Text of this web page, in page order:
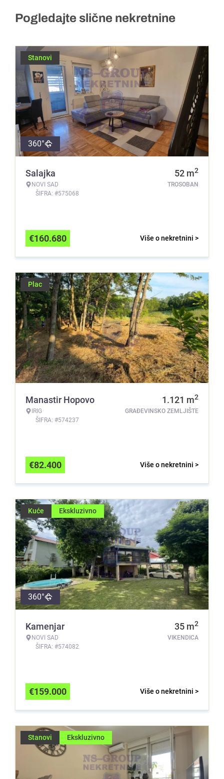
Pogledajte slične nekretnine
Stanovi
360°
Salajka
NOVI SAD
ŠIFRA: #575068
52 m2
TROSOBAN
Više o nekretnini >
€160.680
Plac
Manastir Hopovo
IRIG
ŠIFRA: #574237
1.121 m2
GRAĐEVINSKO ZEMLJIŠTE
Više o nekretnini >
€82.400
Kuće Ekskluzivno
360°
Kamenjar
NOVI SAD
ŠIFRA: #574082
35 m2
VIKENDICA
Više o nekretnini >
€159.000
Stanovi Ekskluzivno